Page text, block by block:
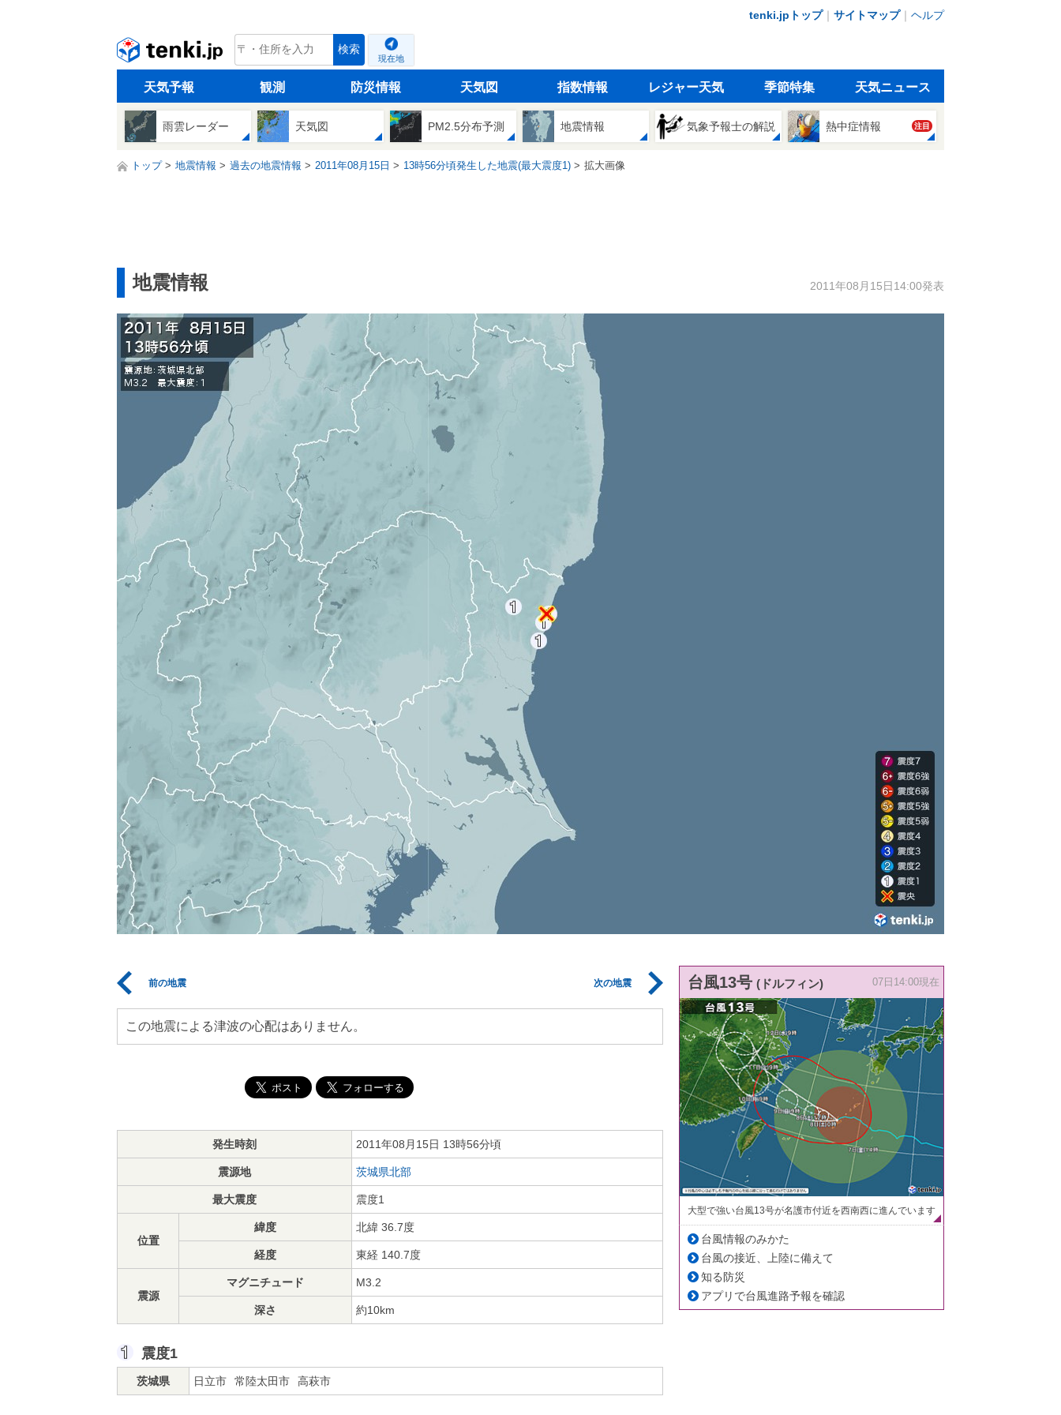
tenki.jpトップ｜ サイトマップ｜ ヘルプ
tenki.jp 検索
現在地
天気予報 観測 防災情報 天気図 指数情報 レジャー天気 季節特集 天気ニュース
雨雲レーダー 天気図 PM2.5分布予測 地震情報 気象予報士の解説 熱中症情報 注目
トップ 地震情報 過去の地震情報 2011年08月15日 13時56分頃発生した地震(最大震度1) 拡大画像
地震情報 2011年08月15日14:00発表
前の地震 次の地震
この地震による津波の心配はありません。
発生時刻 2011年08月15日 13時56分頃
震源地 茨城県北部
最大震度 震度1
位置
緯度 北緯 36.7度
経度 東経 140.7度
震源
マグニチュード M3.2
深さ 約10km
震度1
茨城県 日立市 常陸太田市 高萩市
台風13号 (ドルフィン) 07日14:00現在
大型で強い台風13号が名護市付近を西南西に進んでいます
台風情報のみかた
台風の接近、上陸に備えて
知る防災
アプリで台風進路予報を確認